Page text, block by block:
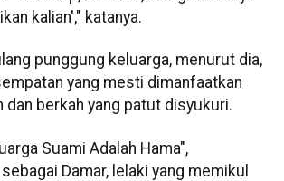
kalian'," katanya.
punggung keluarga, menurut dia,
yang mesti dimanfaatkan
dan berkah yang patut disyukuri.
Suami Adalah Hama",
Damar, lelaki yang memikul